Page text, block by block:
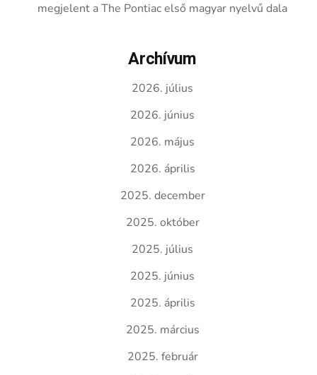
megjelent a The Pontiac első magyar nyelvű dala
Archívum
2026. július
2026. június
2026. május
2026. április
2025. december
2025. október
2025. július
2025. június
2025. április
2025. március
2025. február